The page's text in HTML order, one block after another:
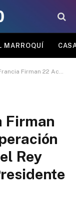
MARROQUÍ
en Presencia de SM el Rey Mohammed VI y el Presidente Emmanuel Macron
Firman
Rey